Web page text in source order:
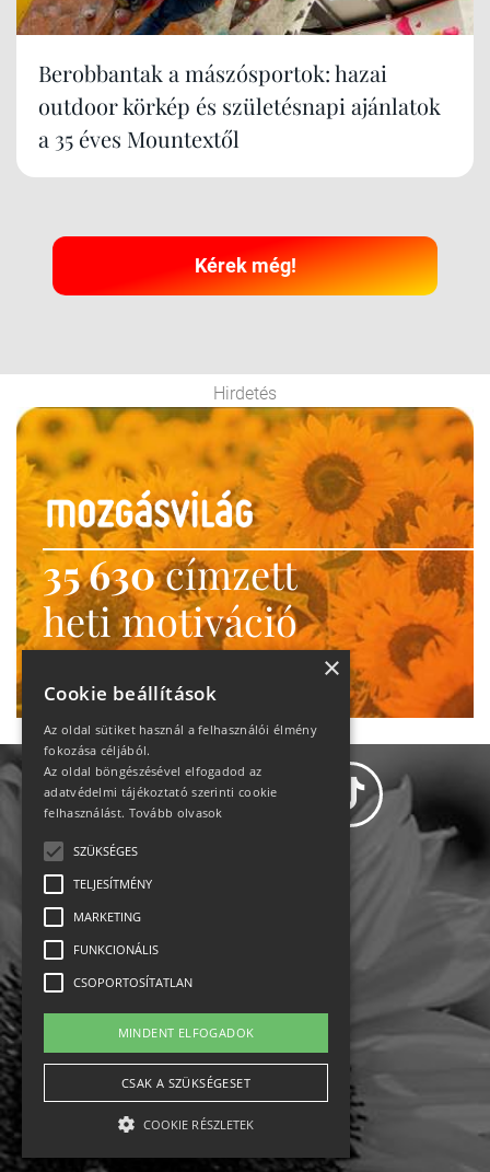
Berobbantak a mászósportok: hazai
outdoor körkép és születésnapi ajánlatok
a 35 éves Mountextől
Kérek még!
Hirdetés
35 630címzett
heti motiváció
Ne maradj le!
Impresszum-kapcsolat
Jogi nyilatkozat
Rólunk
English
×
Cookie beállítások
Az oldal sütiket használ a felhasználói élmény
fokozása céljából.
Az oldal böngészésével elfogadod az
adatvédelmi tájékoztató szerinti cookie
felhasználást. Tovább olvasok
SZÜKSÉGES
TELJESÍTMÉNY
MARKETING
FUNKCIONÁLIS
CSOPORTOSÍTATLAN
MINDENT ELFOGADOK
CSAK A SZÜKSÉGESET
COOKIE RÉSZLETEK